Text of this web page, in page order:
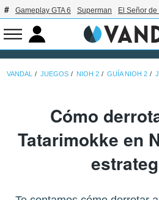
Gameplay GTA 6 Superman El Señor
VANDAL JUEGOS NIOH 2 GUÍA NIOH 2
Cómo
Tatarimokke en